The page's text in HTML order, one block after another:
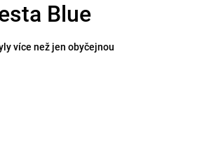
Blue
více než jen obyčejnou